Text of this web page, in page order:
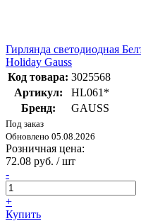
Гирлянда светодиодная
Holiday Gauss
Код товара: 3025568
Артикул:
HL061*
Бренд:
GAUSS
Под заказ
Обновлено 05.08.2026
Розничная цена:
72.08 руб. / шт
-
+
Купить